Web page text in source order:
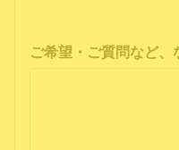
ご希望・ご質問など、